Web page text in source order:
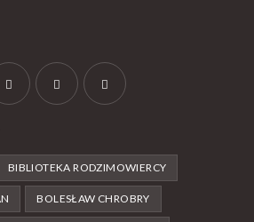
BIBLIOTEKA RODZIMOWIERCY
BOLESŁAW CHROBRY